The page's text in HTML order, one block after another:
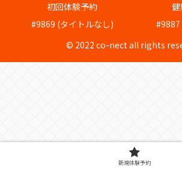
初回体験予約
#9869 (タイトルなし)
#9887
© 2022 co-nect all rights
新規体験予約